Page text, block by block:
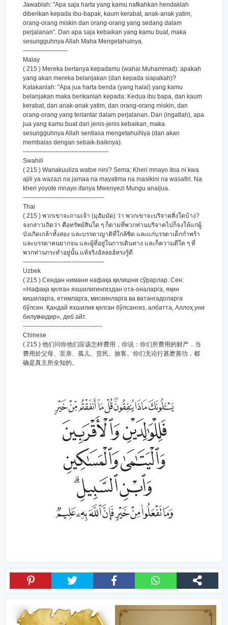
Jawablah: "Apa saja harta yang kamu nafkahkan hendaklah
diberikan kepada ibu-bapak, kaum kerabat, anak-anak yatim,
orang-orang miskin dan orang-orang yang sedang dalam
perjalanan". Dan apa saja kebaikan yang kamu buat, maka
sesungguhnya Allah Maha Mengetahuinya.
----------------------
Malay
( 215 ) Mereka bertanya kepadamu (wahai Muhammad): apakah
yang akan mereka belanjakan (dan kepada siapakah)?
Katakanlah: "Apa jua harta benda (yang halal) yang kamu
belanjakan maka berikanlah kepada: Kedua ibu bapa, dan kaum
kerabat, dan anak-anak yatim, dan orang-orang miskin, dan
orang-orang yang terlantar dalam perjalanan. Dan (ingatlah), apa
jua yang kamu buat dari jenis-jenis kebaikan, maka
sesungguhnya Allah sentiasa mengetahuiNya (dan akan
membalas dengan sebaik-baiknya).
------------------------------------------
Swahili
( 215 ) Wanakuuliza watoe nini? Sema: Kheri mnayo itoa ni kwa
ajili ya wazazi na jamaa na mayatima na masikini na wasafiri. Na
kheri yoyote mnayo ifanya Mwenyezi Mungu anaijua.
----------------------------------------
Thai
( 215 ) พวกเขาจะถามเจ้า (มุฮัมมัด) ว่า พวกเขาจะบริจาคสิ่งใดบ้าง?
จงกล่าวเถิดว่า คือทรัพย์สินใด ๆ ก็ตามที่พวกท่านบริจาคไปก็จงให้แก่ผู้
บังเกิดเกล้าทั้งสอง และบรรดาญาติที่ใกล้ชิด และแก่บรรดาเด็กกำพร้า
และบรรดาคนยากจน และผู้ที่อยู่ในการเดินทาง และก็ความดีใด ๆ ที่
พวกท่านกระทำอยู่นั้น แท้จริงอัลลอฮ์ทรงรู้ดี
----------------------------------------
Uzbek
( 215 ) Сендан нимани нафақа қилишни сўрарлар. Сен:
«Нафақа қилган яхшилигингиздан ота-оналарга, яқин
кишиларга, етимларга, мискинларга ва ватангадоларга
бўлсин. Қандай яхшилик қилган бўлсангиз, албатта, Аллоҳ уни
билувчидир», деб айт.
---------------------------------------
Chinese
( 215 ) 他们问你他们应该怎样费用，你说：你们所费用的财产，当
费用於父母、至亲、孤儿、贫民、旅客。你们无论行甚麽善功，都
确是真主所全知的。